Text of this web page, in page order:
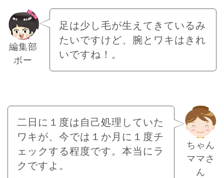
編集部
ボー
足は少し毛が生えてきているみ
たいですけど、腕とワキはきれ
いですね！。
ちゃん
ママさ
ん
二日に１度は自己処理していた
ワキが、今では１か月に１度チ
ェックする程度です。本当にラ
クですよ。